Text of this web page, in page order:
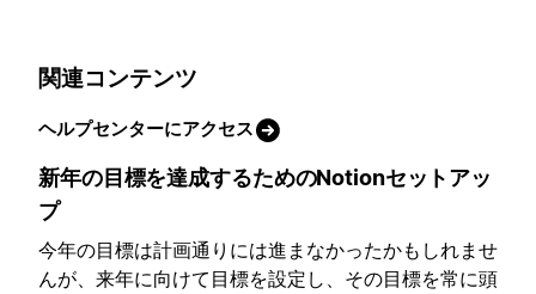
関連コンテンツ
ヘルプセンターにアクセス
新年の目標を達成するためのNotionセットアッ
プ
今年の目標は計画通りには進まなかったかもしれませ
んが、来年に向けて目標を設定し、その目標を常に頭